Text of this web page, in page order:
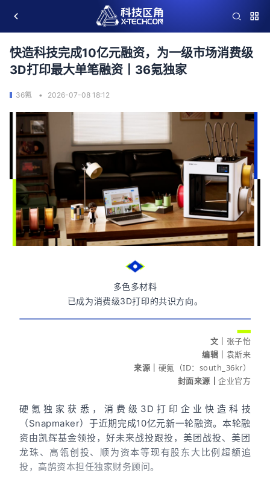
快造科技完成10亿元融资，为一级市场消费级
3D打印最大单笔融资丨36氪独家
36氪 2026-07-08 18:12
多色多材料
已成为消费级3D打印的共识方向。
文 ｜ 张子怡
编辑 ｜ 袁斯来
来源｜ 硬氪（ID：south_36kr）
封面来源 ｜ 企业官方
硬氪独家获悉，消费级3D打印企业快造科技
（Snapmaker）于近期完成10亿元新一轮融资。本轮融
资由凯辉基金领投，好未来战投跟投，美团战投、美团
龙珠、高瓴创投、顺为资本等现有股东大比例超额追
投，高鹄资本担任独家财务顾问。